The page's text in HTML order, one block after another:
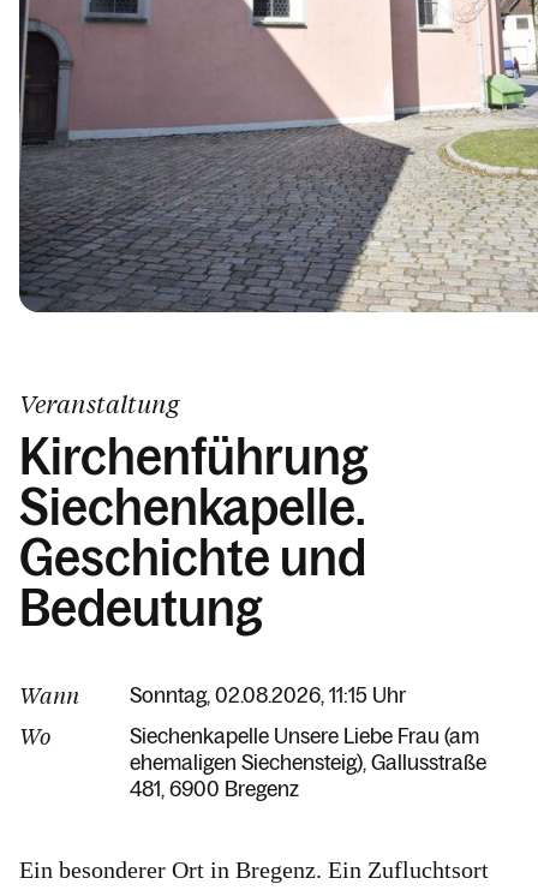
Veranstaltung
Kirchenführung
Siechenkapelle.
Geschichte und
Bedeutung
Wann Sonntag, 02.08.2026, 11:15 Uhr
Wo
Siechenkapelle Unsere Liebe Frau (am
ehemaligen Siechensteig) Gallusstraße
481 6900 Bregenz
Ein besonderer Ort in Bregenz. Ein Zufluchtsort